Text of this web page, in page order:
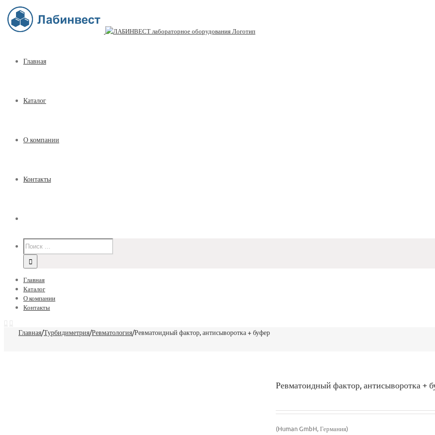
Главная
Каталог
О компании
Контакты
Главная
Каталог
О компании
Контакты
Главная/Турбидиметрия/Ревматология/Ревматоидный фактор, антисыворотка + буфер
Ревматоидный фактор, антисыворотка +
(Human GmbH, Германия)